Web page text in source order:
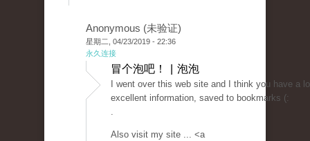
Anonymous (未验证)
星期二, 04/23/2019 - 22:36
永久连接
冒个泡吧！ | 泡泡
I went over this web site and I think you have a
excellent information, saved to bookmarks (:
.
Also visit my site ... <a